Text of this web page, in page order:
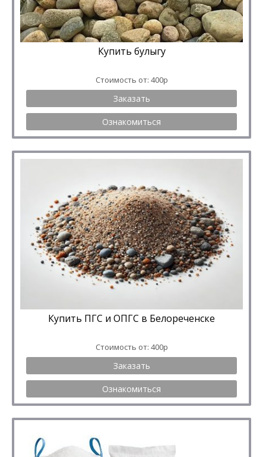
Купить булыгу
Стоимость от: 400р
Заказать
Ознакомиться
Купить ПГС и ОПГС в Белореченске
Стоимость от: 400р
Заказать
Ознакомиться